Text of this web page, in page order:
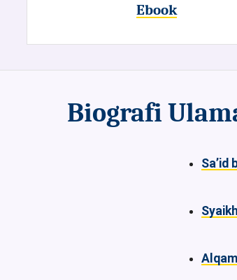
Ebook
Biografi
Sa’id